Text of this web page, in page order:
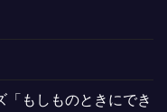
もしものときにでき